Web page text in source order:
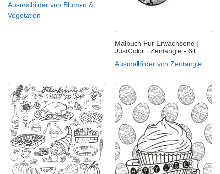
Ausmalbilder von Blumen &
Vegetation
Malbuch Fur Erwachsene |
JustColor : Zentangle - 64
Ausmalbilder von Zentangle